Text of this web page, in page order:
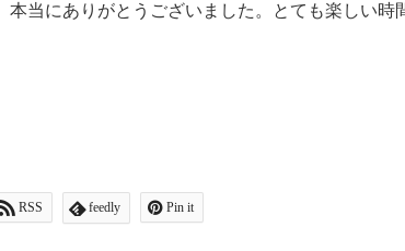
当にありがとうございました。とても楽しい時
RSS feedly Pin it